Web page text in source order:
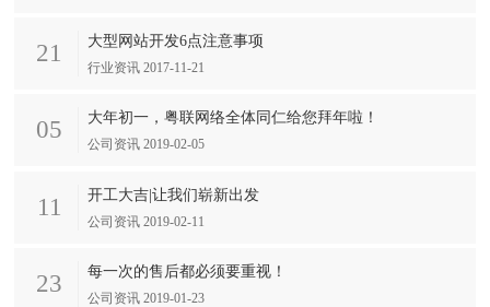
21 大型网站开发6点注意事项
行业资讯 2017-11-21
05 大年初一，粤联网络全体同仁给您拜年啦！
公司资讯 2019-02-05
11 开工大吉|让我们崭新出发
公司资讯 2019-02-11
23 每一次的售后都必须要重视！
公司资讯 2019-01-23